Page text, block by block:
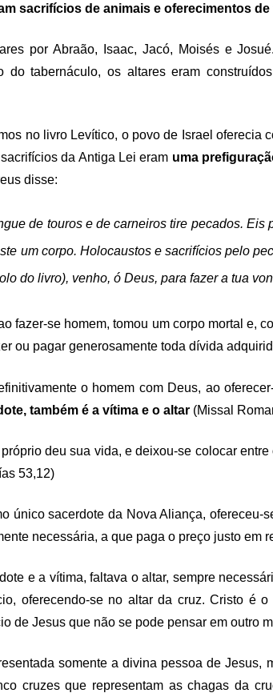
sacrifícios de animais e oferecimentos
por Abraão, Isaac, Jacó, Moisés e
do tabernáculo, os altares eram
no livro Levítico, o povo de Israel
da Antiga Lei eram uma
disse:
de touros e de carneiros tire pecados.
um corpo. Holocaustos e sacrifícios pelo
do livro), venho, ó Deus, para fazer a tua
fazer-se homem, tomou um corpo mortal e,
ou pagar generosamente toda dívida
o homem com Deus, ao
também é a vítima e o altar (Missal
deu sua vida, e deixou-se colocar
53,12)
único sacerdote da Nova Aliança,
necessária, a que paga o preço justo em
e a vítima, faltava o altar, sempre
oferecendo-se no altar da cruz.Cristo é o
de Jesus que não se pode pensar em outro
somente a divina pessoa de
cruzes que representam as chagas da